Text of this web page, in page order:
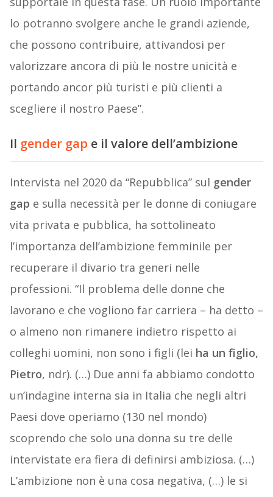
lo potranno svolgere anche le grandi aziende,
che possono contribuire, attivandosi per
valorizzare ancora di più le nostre unicità e
portando ancor più turisti e più clienti a
scegliere il nostro Paese”.
Il gender gap e il valore dell’ambizione
Intervista nel 2020 da “Repubblica” sul gender
gap e sulla necessità per le donne di coniugare
vita privata e pubblica, ha sottolineato
l’importanza dell’ambizione femminile per
recuperare il divario tra generi nelle
professioni. “Il problema delle donne che
lavorano e che vogliono far carriera – ha detto –
o almeno non rimanere indietro rispetto ai
colleghi uomini, non sono i figli (lei ha un figlio,
Pietro, ndr). (…) Due anni fa abbiamo condotto
un’indagine interna sia in Italia che negli altri
Paesi dove operiamo (130 nel mondo)
scoprendo che solo una donna su tre delle
intervistate era fiera di definirsi ambiziosa. (…)
L’ambizione non è una cosa negativa, (…) le si